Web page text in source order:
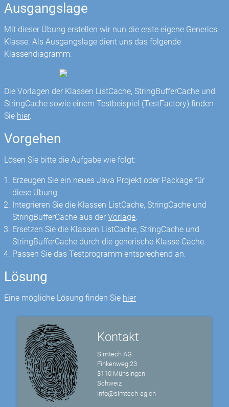
Ausgangslage
Mit dieser Übung erstellen wir nun die erste eigene Generics
Klasse. Als Ausgangslage dient uns das folgende
Klassendiagramm:
Die Vorlagen der Klassen ListCache, StringBufferCache und
StringCache sowie einem Testbeispiel (TestFactory) finden
Sie hier.
Vorgehen
Lösen Sie bitte die Aufgabe wie folgt:
Erzeugen Sie ein neues Java Projekt oder Package für
diese Übung.
Integrieren Sie die Klassen ListCache, StringCache und
StringBufferCache aus derVorlage.
Ersetzen Sie die Klassen ListCache, StringCache und
StringBufferCache durch die generische Klasse Cache.
Passen Sie das Testprogramm entsprechend an.
Lösung
Eine mögliche Lösung finden Sie hier
Kontakt
Simtech AG
Finkenweg 23
3110 Münsingen
Schweiz
info@simtech-ag.ch